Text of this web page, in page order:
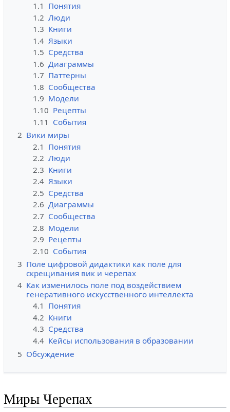
1.1 Понятия
1.2 Люди
1.3 Книги
1.4 Языки
1.5 Средства
1.6 Диаграммы
1.7 Паттерны
1.8 Сообщества
1.9 Модели
1.10 Рецепты
1.11 События
2 Вики миры
2.1 Понятия
2.2 Люди
2.3 Книги
2.4 Языки
2.5 Средства
2.6 Диаграммы
2.7 Сообщества
2.8 Модели
2.9 Рецепты
2.10 События
3 Поле цифровой дидактики как поле для
скрещивания вик и черепах
4 Как изменилось поле под воздействием
генеративного искусственного интеллекта
4.1 Понятия
4.2 Книги
4.3 Средства
4.4 Кейсы использования в образовании
5 Обсуждение
Миры Черепах